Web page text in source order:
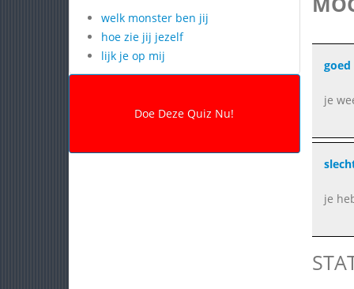
welk monster ben jij
hoe zie jij jezelf
lijk je op mij
goed
je
je